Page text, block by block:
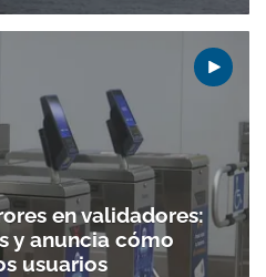
en validadores:
y anuncia cómo
usuarios